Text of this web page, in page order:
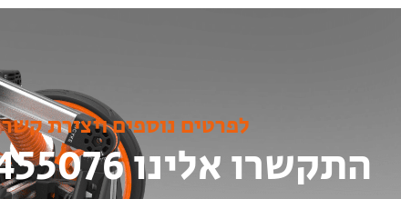
לפרטים נוספים ויצירת קשר
התקשרו אלינו 052-8455076